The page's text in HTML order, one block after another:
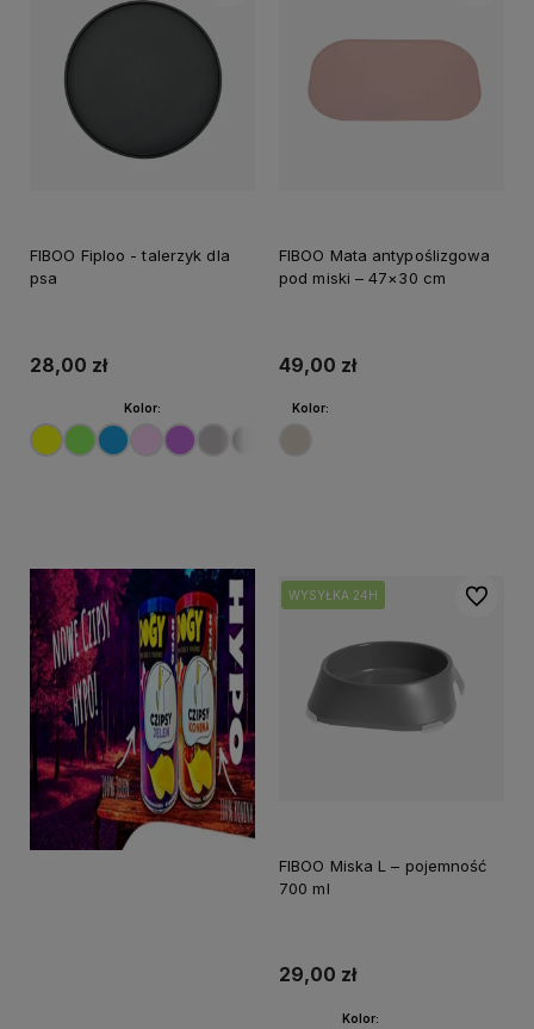
FIBOO Fiploo - talerzyk dla
psa
28,00 zł
Kolor:
FIBOO Mata antypoślizgowa
pod miski – 47×30 cm
49,00 zł
Kolor:
WYSYŁKA 24H
WYSYŁKA 24H
WYSYŁKA 24H
FIBOO Miska L – pojemność
700 ml
29,00 zł
Kolor:
Do